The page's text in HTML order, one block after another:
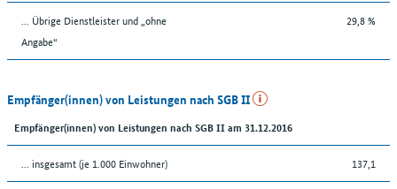
... Übrige Dienstleister und „ohne
Angabe“
29,8 %
Empfänger(innen) von Leistungen nach SGB II
Empfänger(innen) von Leistungen nach SGB II am 31.12.2016
... insgesamt (je 1.000 Einwohner) 137,1